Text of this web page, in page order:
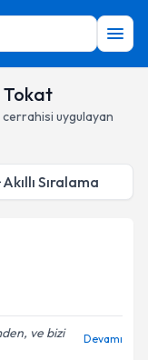
Tokat
uygulayan
Akıllı Sıralama
ve bizi
Devamı